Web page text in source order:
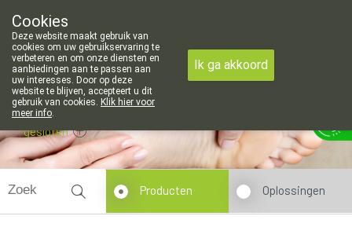
voor de apotheek in Attenhoven: dinsdag gesloten
011/88 14 74
gesloten
Producten Oplossingen
Cookies
Deze website maakt gebruik van
cookies om uw gebruikservaring te
verbeteren en om onze diensten en
aanbiedingen aan te passen aan
uw interesses. Door op deze
website te blijven, accepteert u dit
gebruik van cookies. Klik hier voor
meer info.
Ik ga akkoord